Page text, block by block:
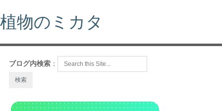
植物のミカタ
ブログ内検索 ：